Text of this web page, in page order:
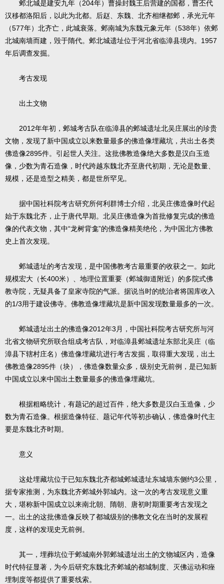
邺北城是建安九年（204年）曹操封魏王后营建的国都，曹丕代
汉移都洛阳后，以此为北都。后赵、东魏、北齐相继都邺，承光元年
（577年）北齐亡，此城衰落。邺南城为东魏元象元年（538年）依邺
北城南墙而建，毁于隋代。邺北城遗址位于河北省临漳县境内。1957
年后调查发掘。
考古发现
出土文物
2012年年初，邺城考古队在临漳县的邺城遗址北吴庄展出的珍贵
文物，发现了新中国成立以来数量最多的佛造像埋藏坑，共出土各类
佛造像2895件。引起世人关注。这批佛教造像绝大多数是汉白玉造
像，少数为青石造像，时代跨越东魏北齐至唐代初期，无论是数量、
规模，还是造型之精美，都是世所罕见。
据中国社科院考古研究所何利群博士介绍，北吴庄佛造像时代起
始于东魏北齐，止于唐代早期。北吴庄佛造像为首批修复完成的佛造
像的代表文物，其中“龙树背龛”的佛造像精美绝伦，为中国北方佛教
史上首次发现。
邺城遗址的考古发现，是中国佛教考古最重要的收获之一。如此
规模宏大（长400米）、地理位置重要（邺城御道附近）的多院式佛
教寺院，无疑具备了皇家寺院的气派。据说当时的统治者将国库收入
的1/3用于建设佛寺。佛教造像埋藏坑是新中国发现数量最多的一次。
邺城遗址出土的佛造像2012年3月，中国社科院考古研究所与河
北省文物研究所联合组成考古队，对临漳县邺城遗址东部北吴庄（临
漳县下辖村庄名）佛造像埋藏坑进行考古发掘，取得重大发现，出土
佛教造像2895件（块），佛造像数量众多，级别史无前例，是已知新
中国成立以来中国出土数量最多的佛造像埋藏坑。
根据粗略统计，有题记的超过百件，绝大多数是汉白玉造像，少
数为青石造像。根据造像特征、题记年代等初步确认，佛造像时代主
要是东魏北齐时期。
意义
这处埋藏坑位于已知东魏北齐都城邺城遗址东城墙东侧约3公里，
据专家推测，为东魏北齐邺城外郭城内。这一次的考古发现意义重
大，堪称新中国成立以来南北朝、隋朝、唐初时期重要考古发现之
一。出土的这批佛造像反映了都城级别的佛教文化在当时的发展程
度，这样的发现史无前例。
其一，埋葬坑位于邺城南外郭邺城遗址出土的文物城区内，造像
时代特征显著，为今后研究东魏北齐邺城的都城制度、灭佛运动和痤
埋制度等都提供了重要线索。